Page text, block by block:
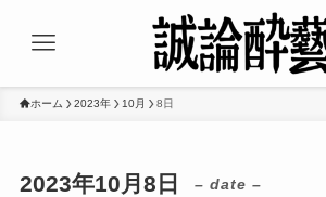
ホーム 2023年 10月 8日
2023年10月8日 – date –